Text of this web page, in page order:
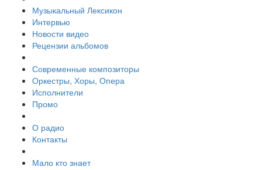
Музыкальный Лексикон
Интервью
Новости видео
Рецензии альбомов
Современные композиторы
Оркестры, Хоры, Опера
Исполнители
Промо
О радио
Контакты
Мало кто знает